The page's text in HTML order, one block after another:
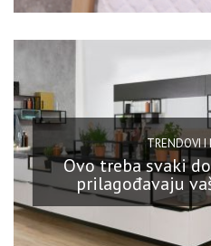
TRENDOVI I
Ovo treba svaki
prilagođavaju